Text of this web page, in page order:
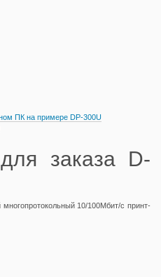
ПК на примере DP-300U
заказа D-
10/100Мбит/с принт-